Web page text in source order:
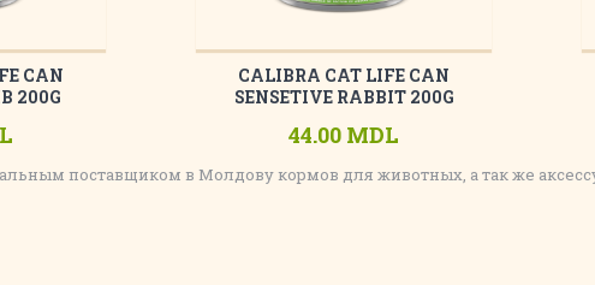
CAN
200G
CALIBRA CAT LIFE CAN
SENSETIVE RABBIT 200G
44.00 MDL
поставщиком в Молдову кормов для животных, а так же